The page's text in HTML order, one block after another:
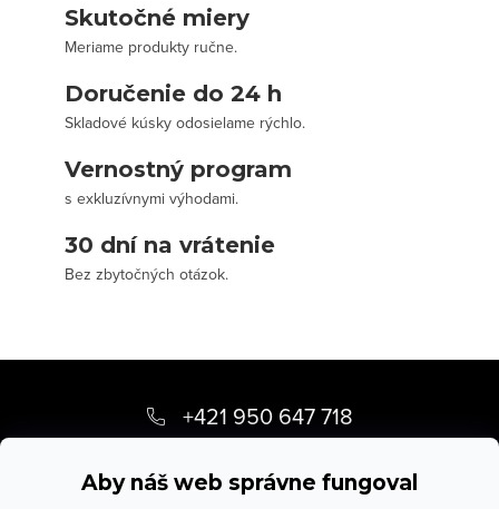
Aby náš web správne fungoval
Skutočné miery
Meriame produkty ručne.
Doručenie do 24 h
Skladové kúsky odosielame rýchlo.
Vernostný program
s exkluzívnymi výhodami.
30 dní na vrátenie
Bez zbytočných otázok.
p
+421 950 647 718